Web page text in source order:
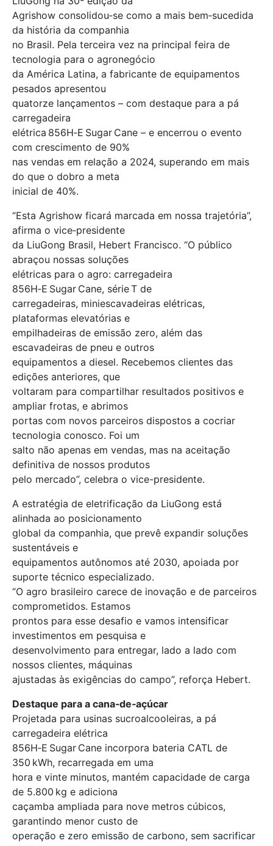
Agrishow consolidou‑se como a mais bem‑sucedida
da história da companhia
no Brasil. Pela terceira vez na principal feira de
tecnologia para o agronegócio
da América Latina, a fabricante de equipamentos
pesados apresentou
quatorze lançamentos – com destaque para a pá
carregadeira
elétrica 856H‑E Sugar Cane – e encerrou o evento
com crescimento de 90%
nas vendas em relação a 2024, superando em mais
do que o dobro a meta
inicial de 40%.
“Esta Agrishow ficará marcada em nossa trajetória”,
afirma o vice‑presidente
da LiuGong Brasil, Hebert Francisco. “O público
abraçou nossas soluções
elétricas para o agro: carregadeira
856H‑E Sugar Cane, série T de
carregadeiras, miniescavadeiras elétricas,
plataformas elevatórias e
empilhadeiras de emissão zero, além das
escavadeiras de pneu e outros
equipamentos a diesel. Recebemos clientes das
edições anteriores, que
voltaram para compartilhar resultados positivos e
ampliar frotas, e abrimos
portas com novos parceiros dispostos a cocriar
tecnologia conosco. Foi um
salto não apenas em vendas, mas na aceitação
definitiva de nossos produtos
pelo mercado”, celebra o vice-presidente.
A estratégia de eletrificação da LiuGong está
alinhada ao posicionamento
global da companhia, que prevê expandir soluções
sustentáveis e
equipamentos autônomos até 2030, apoiada por
suporte técnico especializado.
“O agro brasileiro carece de inovação e de parceiros
comprometidos. Estamos
prontos para esse desafio e vamos intensificar
investimentos em pesquisa e
desenvolvimento para entregar, lado a lado com
nossos clientes, máquinas
ajustadas às exigências do campo”, reforça Hebert.
Destaque para a cana‑de‑açúcar
Projetada para usinas sucroalcooleiras, a pá
carregadeira elétrica
856H‑E Sugar Cane incorpora bateria CATL de
350 kWh, recarregada em uma
hora e vinte minutos, mantém capacidade de carga
de 5.800 kg e adiciona
caçamba ampliada para nove metros cúbicos,
garantindo menor custo de
operação e zero emissão de carbono, sem sacrificar